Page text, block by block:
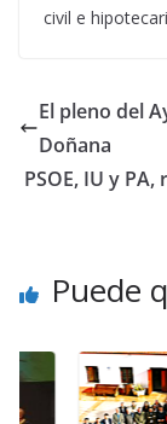
civil e
El pleno del
Doñana
PSOE, IU y
Puede